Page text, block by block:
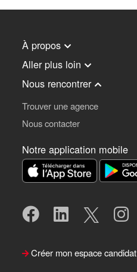
À propos
Aller plus loin
Nous rencontrer
Trouver une agence
Nous contacter
Notre application mobile
Créer mon espace candidat